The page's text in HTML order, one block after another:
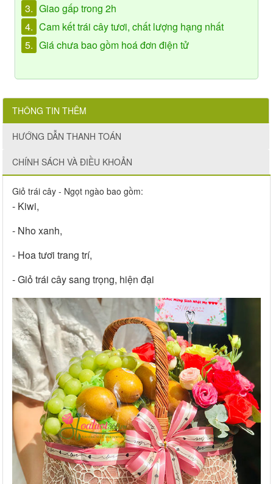
3. Giao gấp trong 2h
4. Cam kết trái cây tươi, chất lượng hạng nhất
5. Giá chưa bao gồm hoá đơn điện tử
THÔNG TIN THÊM
HƯỚNG DẪN THANH TOÁN
CHÍNH SÁCH VÀ ĐIỀU KHOẢN
Giỏ trái cây - Ngọt ngào bao gồm:
- Kiwi,
- Nho xanh,
- Hoa tươi trang trí,
- Giỏ trái cây sang trọng, hiện đại